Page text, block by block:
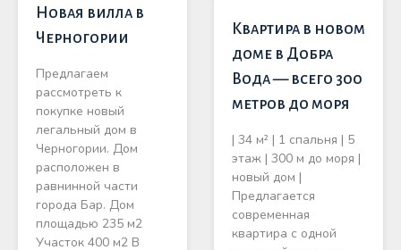
Новая вилла в
Черногории
Предлагаем
рассмотреть к
покупке новый
легальный дом в
Черногории. Дом
расположен в
равнинной части
города Бар. Дом
площадью 235 м2
Участок 400 м2 В
Квартира в новом
доме в Добра
Вода — всего 300
метров до моря
| 34 м² | 1 спальня | 5
этаж | 300 м до моря |
новый дом |
Предлагается
современная
квартира с одной